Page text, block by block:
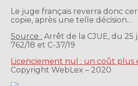
Le juge français reverra donc
copie, après une telle décision…
Source : Arrêt de la CJUE, du 25
762/18 et C-37/19
Licenciement nul : un coût plus
Copyright WebLex – 2020